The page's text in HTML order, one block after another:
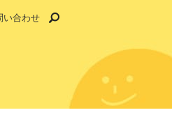
い合わせ